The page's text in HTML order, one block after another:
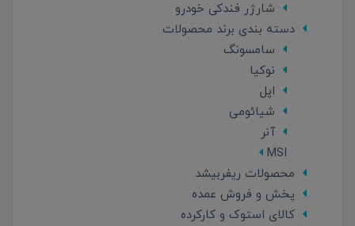
شارژر فندکی خودرو
دسته بندی برند محصولات
سامسونگ
نوکیا
اپل
شیائومی
آنر
MSI
محصولات ریفربیشد
پخش و فروش عمده
کالای استوک و کارکرده